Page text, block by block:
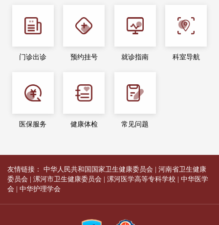
门诊出诊 预约挂号 就诊指南 科室导航
医保服务 健康体检 常见问题
友情链接： 中华人民共和国国家卫生健康委员会
河南省卫生健康
委员会
漯河市卫生健康委员会 漯河医学高等专科学校
中华医学
会
中华护理学会